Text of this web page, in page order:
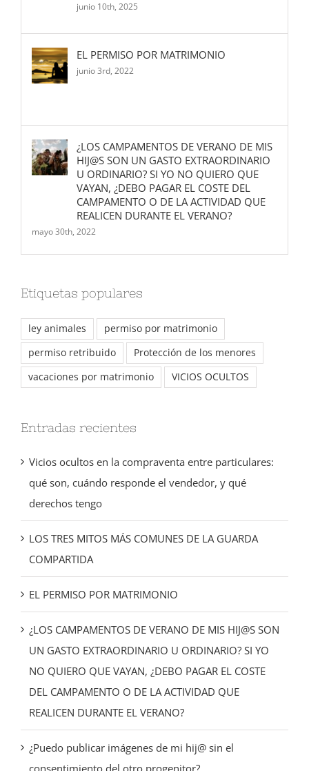
junio 10th, 2025
EL PERMISO POR MATRIMONIO
junio 3rd, 2022
¿LOS CAMPAMENTOS DE VERANO DE MIS
HIJ@S SON UN GASTO EXTRAORDINARIO
U ORDINARIO? SI YO NO QUIERO QUE
VAYAN, ¿DEBO PAGAR EL COSTE DEL
CAMPAMENTO O DE LA ACTIVIDAD QUE
REALICEN DURANTE EL VERANO?
mayo 30th, 2022
Etiquetas populares
ley animales
permiso por matrimonio
permiso retribuido
Protección de los menores
vacaciones por matrimonio
VICIOS OCULTOS
Entradas recientes
Vicios ocultos en la compraventa entre particulares:
qué son, cuándo responde el vendedor, y qué
derechos tengo
LOS TRES MITOS MÁS COMUNES DE LA GUARDA
COMPARTIDA
EL PERMISO POR MATRIMONIO
¿LOS CAMPAMENTOS DE VERANO DE MIS HIJ@S SON
UN GASTO EXTRAORDINARIO U ORDINARIO? SI YO
NO QUIERO QUE VAYAN, ¿DEBO PAGAR EL COSTE
DEL CAMPAMENTO O DE LA ACTIVIDAD QUE
REALICEN DURANTE EL VERANO?
¿Puedo publicar imágenes de mi hij@ sin el